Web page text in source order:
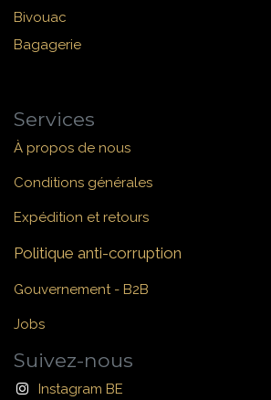
Bivouac
Bagagerie
Services
À propos de nous
Conditions générales
Expédition et retours
Politique anti-corruption
Gouvernement - B2B
Jobs
Suivez-nous
Instagram BE